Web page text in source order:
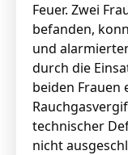
Feuer. Zwei
befanden,
und
durch die
beiden Frauen
technischer
nicht